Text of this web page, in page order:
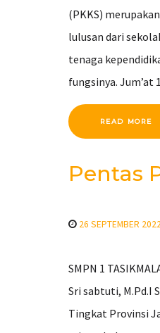
(PKKS)
lulusan dari
tenaga
fungsinya. Jum’at
READ MORE
Pentas
26 SEPTEMBER
SMPN 1
Sri sabtuti, M.Pd.I
Tingkat Provinsi